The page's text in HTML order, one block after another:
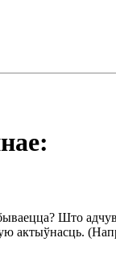
Што
актыўнасць.